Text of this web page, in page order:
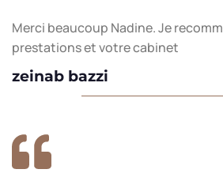
Merci beaucoup Nadine. Je
prestations et votre cabinet
zeinab bazzi